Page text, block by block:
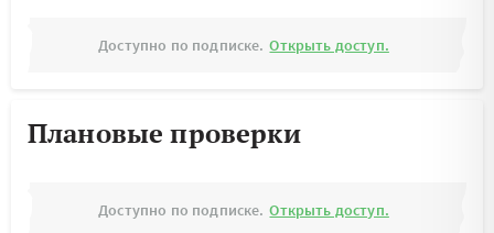
Доступно по подписке. Открыть доступ.
Плановые проверки
Доступно по подписке. Открыть доступ.